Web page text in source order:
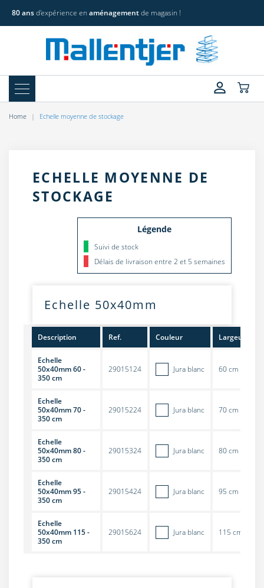
80 ansd'expérience en aménagementde magasin !
Home Echelle moyenne de stockage
ECHELLE MOYENNE DE
STOCKAGE
Légende
Suivi de stock
Délais de livraison entre 2 et 5 semaines
Echelle 50x40mm
Description Ref. Couleur Largeur
Echelle
50x40mm 60 -
350 cm
29015124 Jura blanc 60 cm
Echelle
50x40mm 70 -
350 cm
29015224 Jura blanc 70 cm
Echelle
50x40mm 80 -
350 cm
29015324 Jura blanc 80 cm
Echelle
50x40mm 95 -
350 cm
29015424 Jura blanc 95 cm
Echelle
50x40mm 115 -
350 cm
29015624 Jura blanc 115 cm